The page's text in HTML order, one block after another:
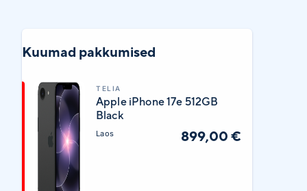
Kuumad pakkumised
TELIA
Apple iPhone 17e 512GB
Black
Laos 899,00 €